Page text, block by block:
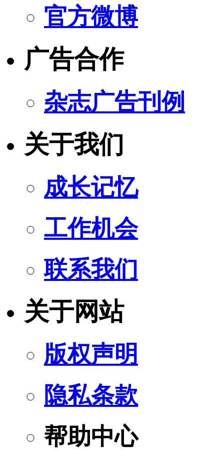
官方微博
广告合作
杂志广告刊例
关于我们
成长记忆
工作机会
联系我们
关于网站
版权声明
隐私条款
帮助中心